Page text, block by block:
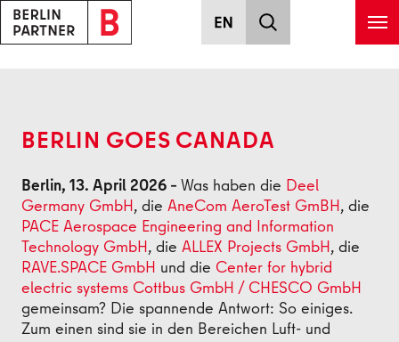
Zum Hauptinhalt springen
BERLIN GOES CANADA
Berlin, 13. April 2026 – Was haben die Deel
Germany GmbH, die AneCom AeroTest GmBH, die
PACE Aerospace Engineering and Information
Technology GmbH, die ALLEX Projects GmbH, die
RAVE.SPACE GmbH und die Center for hybrid
electric systems Cottbus GmbH / CHESCO GmbH
gemeinsam? Die spannende Antwort: So einiges.
Zum einen sind sie in den Bereichen Luft- und